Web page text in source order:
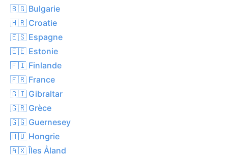
🇧🇬 Bulgarie
🇭🇷 Croatie
🇪🇸 Espagne
🇪🇪 Estonie
🇫🇮 Finlande
🇫🇷 France
🇬🇮 Gibraltar
🇬🇷 Grèce
🇬🇬 Guernesey
🇭🇺 Hongrie
🇦🇽 Îles Åland